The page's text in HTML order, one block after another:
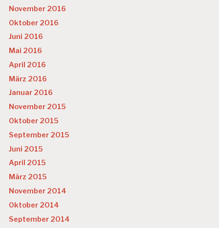
November 2016
Oktober 2016
Juni 2016
Mai 2016
April 2016
März 2016
Januar 2016
November 2015
Oktober 2015
September 2015
Juni 2015
April 2015
März 2015
November 2014
Oktober 2014
September 2014